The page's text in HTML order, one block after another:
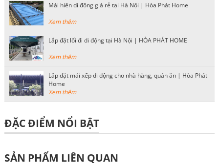
Mái hiên di động giá rẻ tại Hà Nội | Hòa Phát Home
Xem thêm
Lắp đặt lối đi di động tại Hà Nội | HÒA PHÁT HOME
Xem thêm
Lắp đặt mái xếp di động cho nhà hàng, quán ăn | Hòa Phát
Home
Xem thêm
ĐẶC ĐIỂM NỔI BẬT
SẢN PHẨM LIÊN QUAN